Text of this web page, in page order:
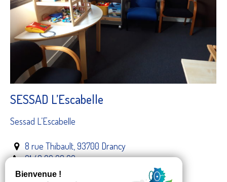
SESSAD L’Escabelle
Sessad L’Escabelle
8 rue Thibault, 93700 Drancy
01 48 96 98 00
Documents et informations